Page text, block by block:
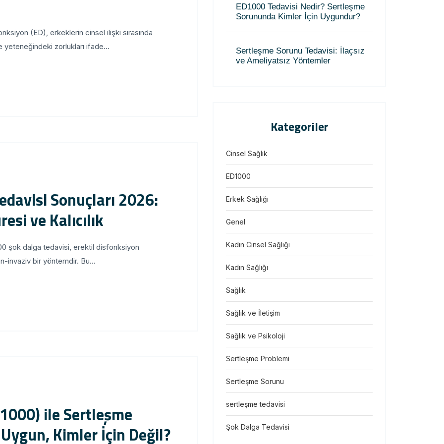
(ED), erkeklerin cinsel ilişki sırasında
zorlukları ifade...
Sonuçları 2026:
ve Kalıcılık
şok dalga tedavisi, erektil disfonksiyon
invaziv bir yöntemdir. Bu...
ile Sertleşme
Kimler İçin Değil?
ED1000 Tedavisi Nedir? Sertleşme
Sorununda Kimler İçin Uygundur?
Sertleşme Sorunu Tedavisi: İlaçsız
ve Ameliyatsız Yöntemler
Kategoriler
Cinsel Sağlık
ED1000
Erkek Sağlığı
Genel
Kadın Cinsel Sağlığı
Kadın Sağlığı
Sağlık
Sağlık ve İletişim
Sağlık ve Psikoloji
Sertleşme Problemi
Sertleşme Sorunu
sertleşme tedavisi
Şok Dalga Tedavisi